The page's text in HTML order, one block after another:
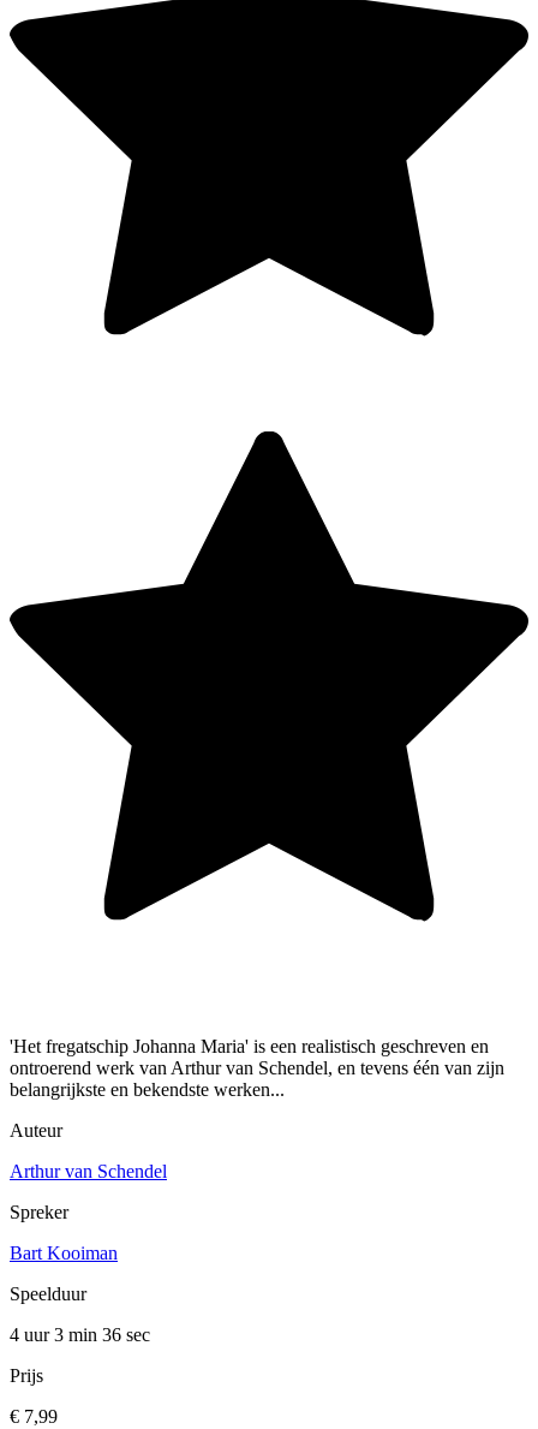
'Het fregatschip Johanna Maria' is een realistisch geschreven en
ontroerend werk van Arthur van Schendel, en tevens één van zijn
belangrijkste en bekendste werken...
Auteur
Arthur van Schendel
Spreker
Bart Kooiman
Speelduur
4 uur 3 min 36 sec
Prijs
€ 7,99